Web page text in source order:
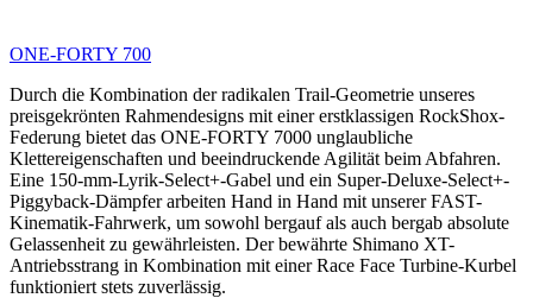
ONE-FORTY 700
Durch die Kombination der radikalen Trail-Geometrie unseres
preisgekrönten Rahmendesigns mit einer erstklassigen RockShox-
Federung bietet das ONE-FORTY 7000 unglaubliche
Klettereigenschaften und beeindruckende Agilität beim Abfahren.
Eine 150-mm-Lyrik-Select+-Gabel und ein Super-Deluxe-Select+-
Piggyback-Dämpfer arbeiten Hand in Hand mit unserer FAST-
Kinematik-Fahrwerk, um sowohl bergauf als auch bergab absolute
Gelassenheit zu gewährleisten. Der bewährte Shimano XT-
Antriebsstrang in Kombination mit einer Race Face Turbine-Kurbel
funktioniert stets zuverlässig.